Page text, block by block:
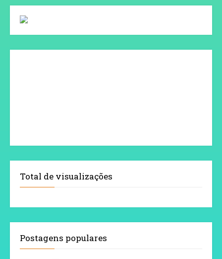
Total de visualizações
Postagens populares